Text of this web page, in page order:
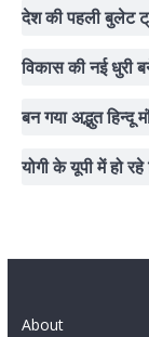
देश की पहली बुलेट
विकास की नई धुरी
बन गया अद्भुत हिन्दू
योगी के यूपी में हो
About